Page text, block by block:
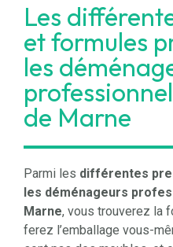
Les
et formules
les
de Marne
Parmi les différentes
les déménageurs
Marne, vous trouverez la
ferez l’emballage vous-